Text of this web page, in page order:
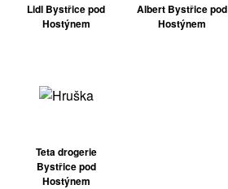
Lidl Bystřice pod
Hostýnem
Albert Bystřice pod
Hostýnem
Teta drogerie
Bystřice pod
Hostýnem